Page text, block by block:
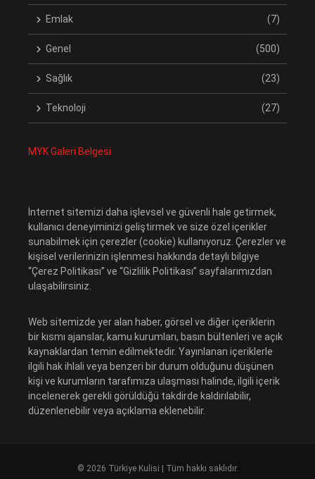
Emlak (7)
Genel (500)
Sağlık (23)
Teknoloji (27)
MYK Galeri Belgesi
İnternet sitemizi daha işlevsel ve güvenli hale getirmek,
kullanıcı deneyiminizi geliştirmek ve size özel içerikler
sunabilmek için çerezler (cookie) kullanıyoruz. Çerezler ve
kişisel verilerinizin işlenmesi hakkında detaylı bilgiye
“Çerez Politikası” ve “Gizlilik Politikası” sayfalarımızdan
ulaşabilirsiniz.
Web sitemizde yer alan haber, görsel ve diğer içeriklerin
bir kısmı ajanslar, kamu kurumları, basın bültenleri ve açık
kaynaklardan temin edilmektedir. Yayınlanan içeriklerle
ilgili hak ihlali veya benzeri bir durum olduğunu düşünen
kişi ve kurumların tarafımıza ulaşması halinde, ilgili içerik
incelenerek gerekli görüldüğü takdirde kaldırılabilir,
düzenlenebilir veya açıklama eklenebilir.
© 2026 Türkiye Kulisi | Tüm hakkı saklıdır.